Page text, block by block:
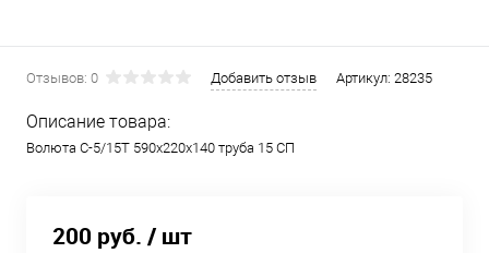
Отзывов: 0 Добавить отзыв Артикул: 28235
Описание товара:
Волюта С-5/15Т 590х220х140 труба 15 СП
200 руб. / шт